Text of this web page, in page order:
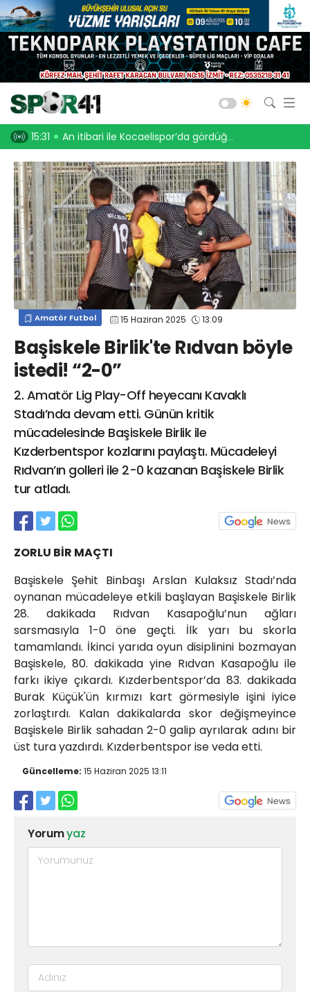
ile Kocaelispor’da gördüğüm tablo 14:16 Kandıra Gençlerbirliği,
Amatör Futbol 15 Haziran 2025 13:09
Başiskele Birlik'te Rıdvan böyle
istedi! “2-0”
2. Amatör Lig Play-Off heyecanı Kavaklı
Stadı’nda devam etti. Günün kritik
mücadelesinde Başiskele Birlik ile
Kızderbentspor kozlarını paylaştı. Mücadeleyi
Rıdvan’ın golleri ile 2-0 kazanan Başiskele Birlik
tur atladı.
ZORLU BİR MAÇTI
Başiskele Şehit Binbaşı Arslan Kulaksız Stadı’nda
oynanan mücadeleye etkili başlayan Başiskele Birlik
28. dakikada Rıdvan Kasapoğlu’nun ağları
sarsmasıyla 1-0 öne geçti. İlk yarı bu skorla
tamamlandı. İkinci yarıda oyun disiplinini bozmayan
Başiskele, 80. dakikada yine Rıdvan Kasapoğlu ile
farkı ikiye çıkardı. Kızderbentspor’da 83. dakikada
Burak Küçük'ün kırmızı kart görmesiyle işini iyice
zorlaştırdı. Kalan dakikalarda skor değişmeyince
Başiskele Birlik sahadan 2-0 galip ayrılarak adını bir
üst tura yazdırdı. Kızderbentspor ise veda etti.
Güncelleme: 15 Haziran 2025 13:11
Yorumyaz
Kocaelispor
Gölcük
Bld. Derince
Darıca GB.
Salon Sporları
Okul Sporları
Web TV Galeri Yazarlar
info@spor41.com